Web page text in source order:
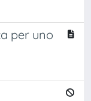
per uno